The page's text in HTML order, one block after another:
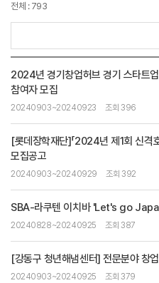
전체 : 793
2024년 경기창업허브 경기 스타트업
참여자 모집
20240903~20240923 조회 396
[롯데장학재단]「2024년 제1회 신격
모집공고
20240903~20240929 조회 392
SBA-라쿠텐 이치바 'Let's go
20240828~20240925 조회 387
[강동구 청년해냄센터] 전문분야 창
20240903~20240925 조회 379